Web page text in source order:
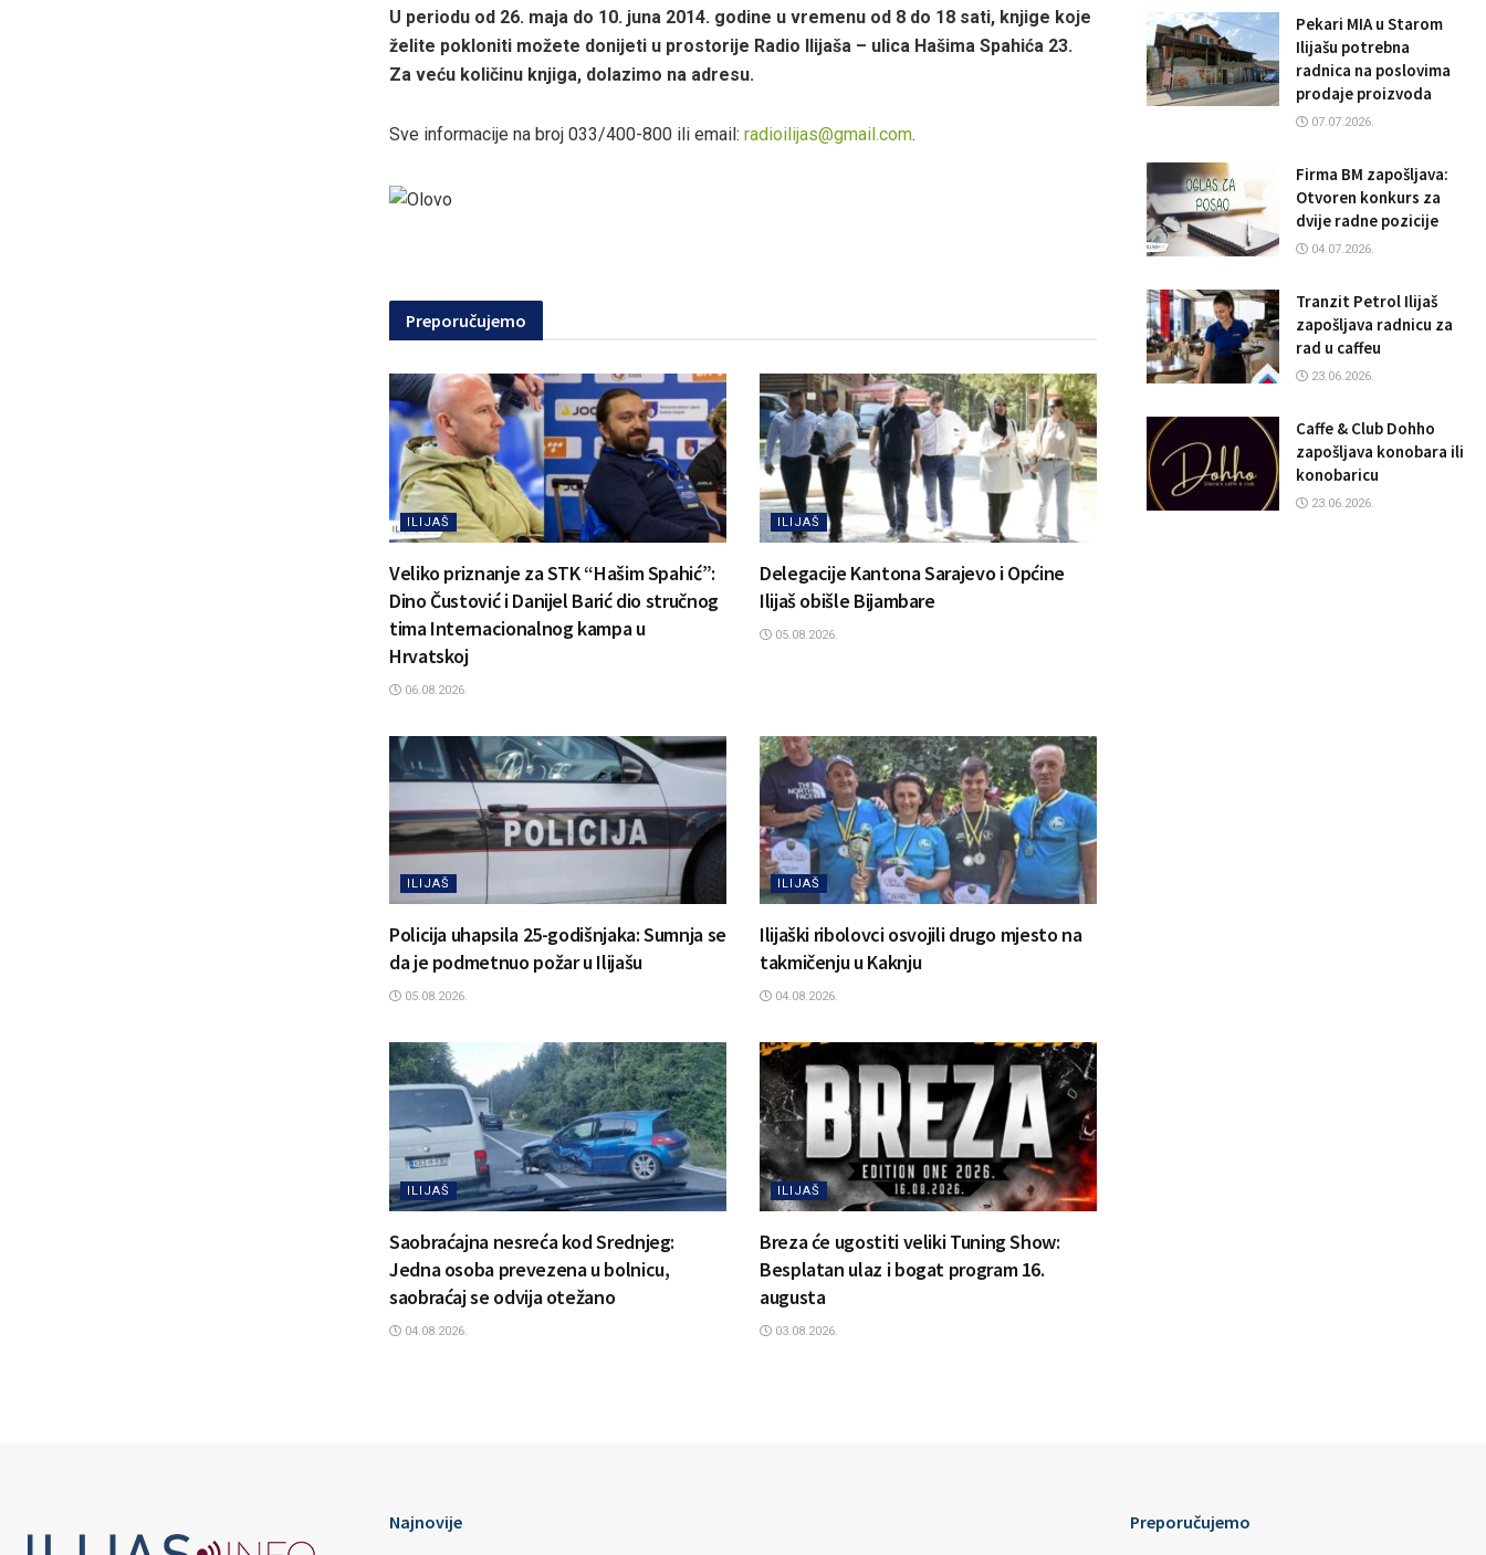
U periodu od 26. maja do 10. juna 2014. godine u vremenu od 8 do 18 sati, knjige koje
želite pokloniti možete donijeti u prostorije Radio Ilijaša – ulica Hašima Spahića 23.
Za veću količinu knjiga, dolazimo na adresu.
Sve informacije na broj 033/400-800 ili email: radioilijas@gmail.com.
Preporučujemo
ILIJAŠ
Veliko priznanje za STK “Hašim Spahić”:
Dino Čustović i Danijel Barić dio stručnog
tima Internacionalnog kampa u
Hrvatskoj
06.08.2026.
ILIJAŠ
Delegacije Kantona Sarajevo i Općine
Ilijaš obišle Bijambare
05.08.2026.
ILIJAŠ
Policija uhapsila 25-godišnjaka: Sumnja se
da je podmetnuo požar u Ilijašu
05.08.2026.
ILIJAŠ
Ilijaški ribolovci osvojili drugo mjesto na
takmičenju u Kaknju
04.08.2026.
ILIJAŠ
Saobraćajna nesreća kod Srednjeg:
Jedna osoba prevezena u bolnicu,
saobraćaj se odvija otežano
04.08.2026.
ILIJAŠ
Breza će ugostiti veliki Tuning Show:
Besplatan ulaz i bogat program 16.
augusta
03.08.2026.
Pekari MIA u Starom
Ilijašu potrebna
radnica na poslovima
prodaje proizvoda
07.07.2026.
Firma BM zapošljava:
Otvoren konkurs za
dvije radne pozicije
04.07.2026.
Tranzit Petrol Ilijaš
zapošljava radnicu za
rad u caffeu
23.06.2026.
Caffe & Club Dohho
zapošljava konobara ili
konobaricu
23.06.2026.
Najnovije Preporučujemo